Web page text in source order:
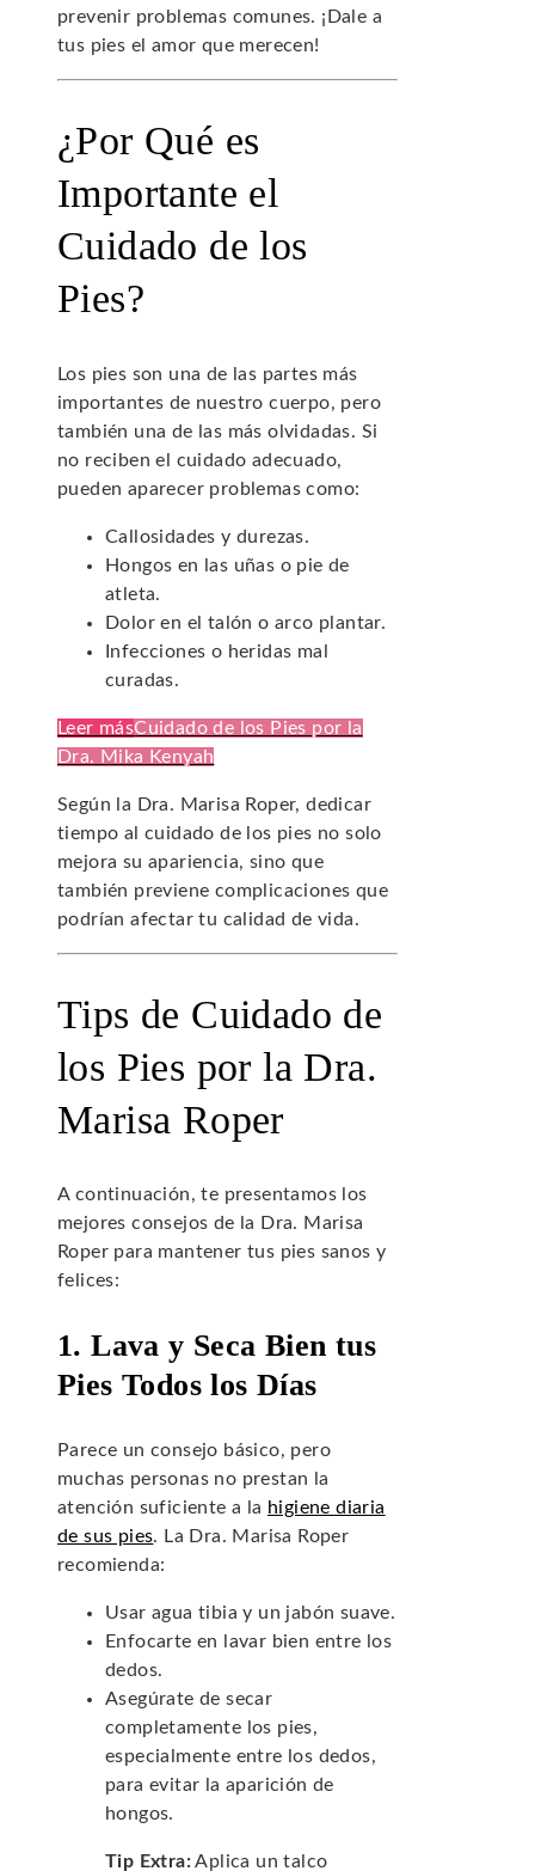
prevenir problemas comunes. ¡Dale a
tus pies el amor que merecen!
¿Por Qué es
Importante el
Cuidado de los
Pies?
Los pies son una de las partes más
importantes de nuestro cuerpo, pero
también una de las más olvidadas. Si
no reciben el cuidado adecuado,
pueden aparecer problemas como:
Callosidades y durezas.
Hongos en las uñas o pie de
atleta.
Dolor en el talón o arco plantar.
Infecciones o heridas mal
curadas.
Leer másCuidado de los Pies por la
Dra. Mika Kenyah
Según la Dra. Marisa Roper, dedicar
tiempo al cuidado de los pies no solo
mejora su apariencia, sino que
también previene complicaciones que
podrían afectar tu calidad de vida.
Tips de Cuidado de
los Pies por la Dra.
Marisa Roper
A continuación, te presentamos los
mejores consejos de la Dra. Marisa
Roper para mantener tus pies sanos y
felices:
1. Lava y Seca Bien tus
Pies Todos los Días
Parece un consejo básico, pero
muchas personas no prestan la
atención suficiente a la higiene diaria
de sus pies. La Dra. Marisa Roper
recomienda:
Usar agua tibia y un jabón suave.
Enfocarte en lavar bien entre los
dedos.
Asegúrate de secar
completamente los pies,
especialmente entre los dedos,
para evitar la aparición de
hongos.
Tip Extra:Aplica un talco